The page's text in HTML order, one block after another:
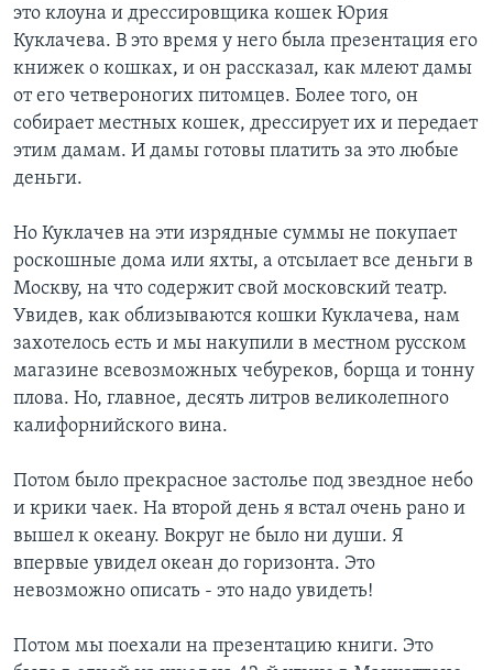
это клоуна и дрессировщика кошек Юрия
Куклачева. В это время у него была презентация его
книжек о кошках, и он рассказал, как млеют дамы
от его четвероногих питомцев. Более того, он
собирает местных кошек, дрессирует их и передает
этим дамам. И дамы готовы платить за это любые
деньги.
Но Куклачев на эти изрядные суммы не покупает
роскошные дома или яхты, а отсылает все деньги в
Москву, на что содержит свой московский театр.
Увидев, как облизываются кошки Куклачева, нам
захотелось есть и мы накупили в местном русском
магазине всевозможных чебуреков, борща и тонну
плова. Но, главное, десять литров великолепного
калифорнийского вина.
Потом было прекрасное застолье под звездное небо
и крики чаек. На второй день я встал очень рано и
вышел к океану. Вокруг не было ни души. Я
впервые увидел океан до горизонта. Это
невозможно описать - это надо увидеть!
Потом мы поехали на презентацию книги. Это